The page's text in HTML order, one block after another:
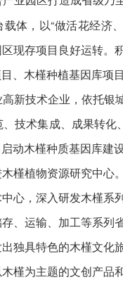
，以“做活花经济
现存项目良好运转
、木槿种植基因库项
技术企业，依托银
技术集成、成果转
动木槿种质基因库建设
植物资源研究中心
心，深入研发木槿
、运输、加工等系
独具特色的木槿文
槿为主题的文创产